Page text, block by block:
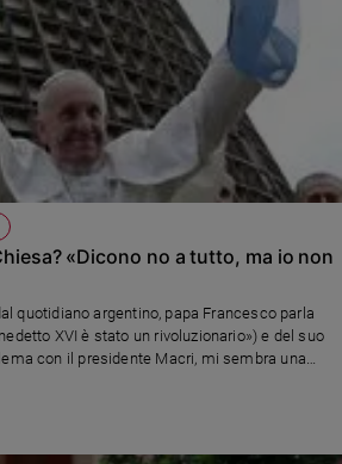
«Dicono no a tutto, ma io non
quotidiano argentino, papa Francesco parla
XVI è stato un rivoluzionario») e del suo
con il presidente Macri, mi sembra una